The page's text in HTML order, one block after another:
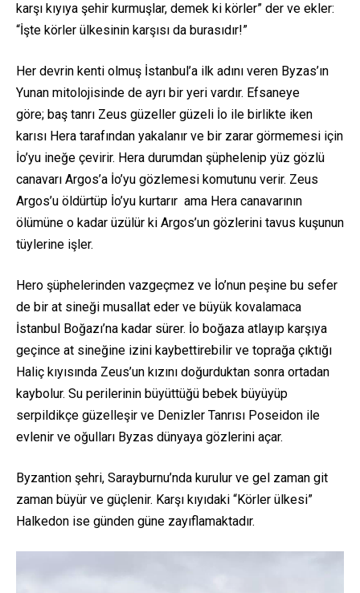
karşı kıyıya şehir kurmuşlar, demek ki körler” der ve ekler:
“İşte körler ülkesinin karşısı da burasıdır!”
Her devrin kenti olmuş İstanbul’a ilk adını veren Byzas’ın
Yunan mitolojisinde de ayrı bir yeri vardır. Efsaneye
göre; baş tanrı Zeus güzeller güzeli İo ile birlikte iken
karısı Hera tarafından yakalanır ve bir zarar görmemesi için
İo’yu ineğe çevirir. Hera durumdan şüphelenip yüz gözlü
canavarı Argos’a İo’yu gözlemesi komutunu verir. Zeus
Argos’u öldürtüp İo’yu kurtarır ama Hera canavarının
ölümüne o kadar üzülür ki Argos’un gözlerini tavus kuşunun
tüylerine işler.
Hero şüphelerinden vazgeçmez ve İo’nun peşine bu sefer
de bir at sineği musallat eder ve büyük kovalamaca
İstanbul Boğazı’na kadar sürer. İo boğaza atlayıp karşıya
geçince at sineğine izini kaybettirebilir ve toprağa çıktığı
Haliç kıyısında Zeus’un kızını doğurduktan sonra ortadan
kaybolur. Su perilerinin büyüttüğü bebek büyüyüp
serpildikçe güzelleşir ve Denizler Tanrısı Poseidon ile
evlenir ve oğulları Byzas dünyaya gözlerini açar.
Byzantion şehri, Sarayburnu’nda kurulur ve gel zaman git
zaman büyür ve güçlenir. Karşı kıyıdaki “Körler ülkesi”
Halkedon ise günden güne zayıflamaktadır.